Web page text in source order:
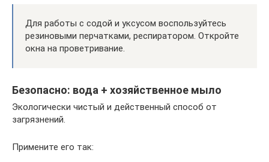
Для работы с содой и уксусом воспользуйтесь
резиновыми перчатками, респиратором. Откройте
окна на проветривание.
Безопасно: вода + хозяйственное мыло
Экологически чистый и действенный способ от
загрязнений.
Примените его так: